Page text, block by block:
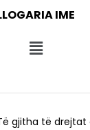
IME
gjitha të drejtat